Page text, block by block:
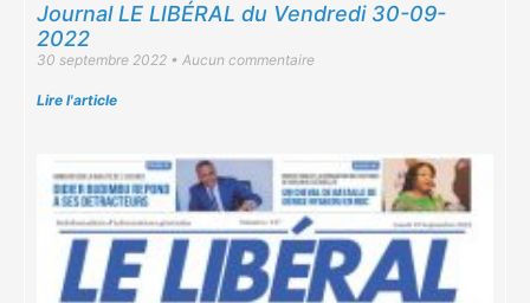
Journal LE LIBÉRAL du Vendredi 30-09-
2022
30 septembre 2022 Aucun commentaire
Lire l'article